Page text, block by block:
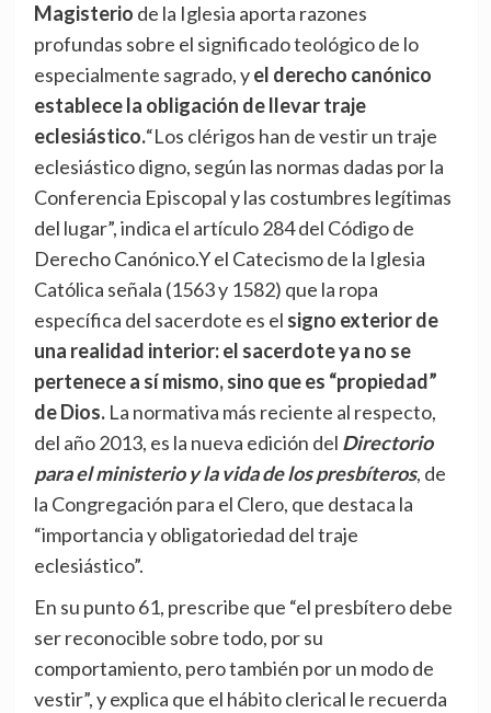
Magisterio de la Iglesia aporta razones
profundas sobre el significado teológico de lo
especialmente sagrado, yel derecho canónico
establece la obligación de llevar traje
eclesiástico.“Los clérigos han de vestir un traje
eclesiástico digno, según las normas dadas por la
Conferencia Episcopal y las costumbres legítimas
del lugar”, indica el artículo 284 del Código de
Derecho Canónico.Y el Catecismo de la Iglesia
Católica señala (1563 y 1582) que la ropa
específica del sacerdote es el signo exterior de
una realidad interior: el sacerdote ya no se
pertenece a sí mismo, sino que es “propiedad”
de Dios. La normativa más reciente al respecto,
del año 2013, es la nueva edición del Directorio
para el ministerio y la vida de los presbíteros, de
la Congregación para el Clero, que destaca la
“importancia y obligatoriedad del traje
eclesiástico”.
En su punto 61, prescribe que “el presbítero debe
ser reconocible sobre todo, por su
comportamiento, pero también por un modo de
vestir”, y explica que el hábito clerical le recuerda